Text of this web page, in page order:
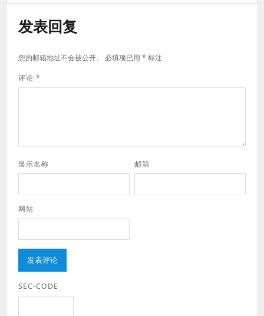
发表回复
您的邮箱地址不会被公开。 必填项已用 *标注
评论 *
显示名称 邮箱
网站
SEC-CODE